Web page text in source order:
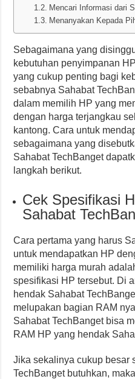
Mencari Informasi dari
Menanyakan Kepada
Sebagaimana yang
kebutuhan penyimpanan
yang cukup penting bagi
sebabnya Sahabat
dalam memilih HP yang
dengan harga terjangkau
kantong. Cara untuk
sebagaimana yang
Sahabat TechBanget
langkah berikut.
Cek Spesifikasi
Sahabat
Cara pertama yang harus
untuk mendapatkan HP
memiliki harga murah
spesifikasi HP tersebut. Di
hendak Sahabat
melupakan bagian RAM
Sahabat TechBanget bisa
RAM HP yang hendak
Jika sekalinya cukup besar
TechBanget butuhkan,